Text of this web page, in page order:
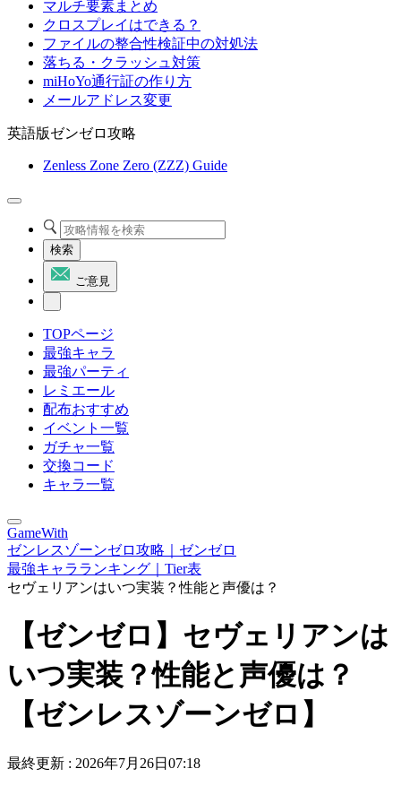
マルチ要素まとめ
クロスプレイはできる？
ファイルの整合性検証中の対処法
落ちる・クラッシュ対策
miHoYo通行証の作り方
メールアドレス変更
英語版ゼンゼロ攻略
Zenless Zone Zero (ZZZ) Guide
検索
ご意見
TOPページ
最強キャラ
最強パーティ
レミエール
配布おすすめ
イベント一覧
ガチャ一覧
交換コード
キャラ一覧
GameWith
ゼンレスゾーンゼロ攻略｜ゼンゼロ
最強キャラランキング｜Tier表
セヴェリアンはいつ実装？性能と声優は？
【ゼンゼロ】セヴェリアンは
いつ実装？性能と声優は？
【ゼンレスゾーンゼロ】
最終更新 : 2026年7月26日07:18